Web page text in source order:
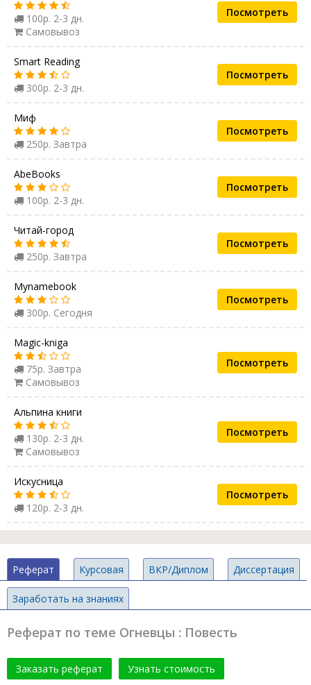
100р. 2-3 дн.
Самовывоз
Посмотреть
Smart Reading
300р. 2-3 дн.
Посмотреть
Миф
250р. Завтра
Посмотреть
AbeBooks
100р. 2-3 дн.
Посмотреть
Читай-город
250р. Завтра
Посмотреть
Mynamebook
300р. Сегодня
Посмотреть
Magic-kniga
75р. Завтра
Самовывоз
Посмотреть
Альпина книги
130р. 2-3 дн.
Самовывоз
Посмотреть
Искусница
120р. 2-3 дн.
Посмотреть
Реферат Курсовая ВКР/Диплом Диссертация
Заработать на знаниях
Реферат по теме Огневцы : Повесть
Заказать реферат Узнать стоимость